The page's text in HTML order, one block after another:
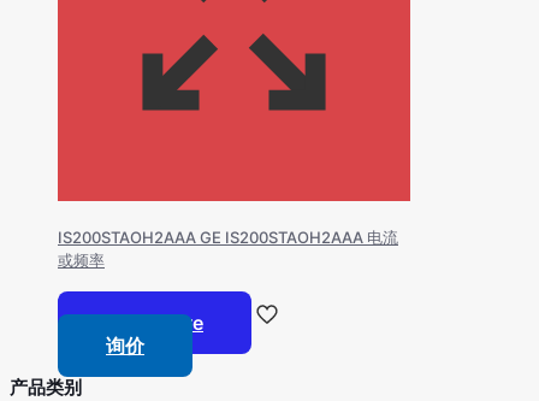
IS200STAOH2AAA GE IS200STAOH2AAA 电流
或频率
Read more
询价
产品类别